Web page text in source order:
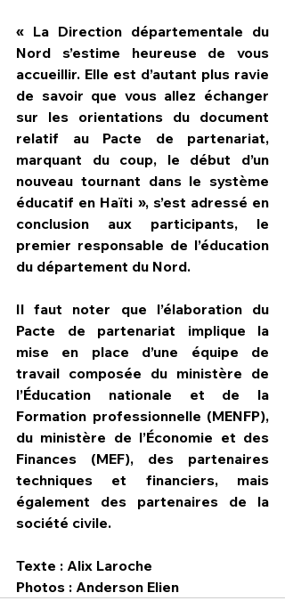
« La Direction départementale du
Nord s’estime heureuse de vous
accueillir. Elle est d’autant plus ravie
de savoir que vous allez échanger
sur les orientations du document
relatif au Pacte de partenariat,
marquant du coup, le début d’un
nouveau tournant dans le système
éducatif en Haïti », s’est adressé en
conclusion aux participants, le
premier responsable de l’éducation
du département du Nord.
Il faut noter que l’élaboration du
Pacte de partenariat implique la
mise en place d’une équipe de
travail composée du ministère de
l’Éducation nationale et de la
Formation professionnelle (MENFP),
du ministère de l’Économie et des
Finances (MEF), des partenaires
techniques et financiers, mais
également des partenaires de la
société civile.
Texte : Alix Laroche
Photos : Anderson Elien